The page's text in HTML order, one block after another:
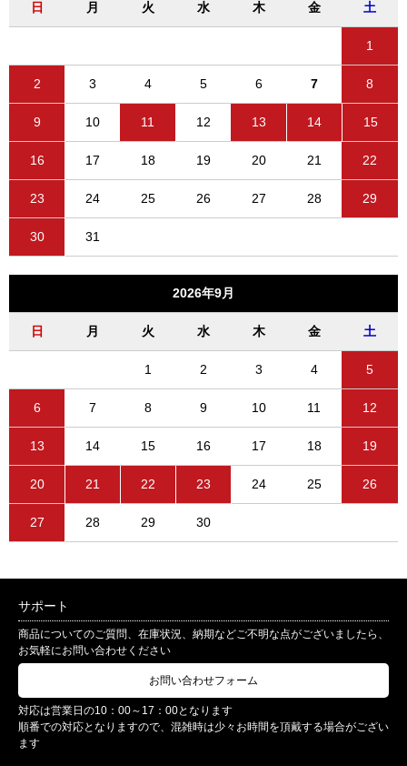
日 月 火 水 木 金 土
1
2 3 4 5 6 7 8
9 10 11 12 13 14 15
16 17 18 19 20 21 22
23 24 25 26 27 28 29
30 31
2026年9月
日 月 火 水 木 金 土
1 2 3 4 5
6 7 8 9 10 11 12
13 14 15 16 17 18 19
20 21 22 23 24 25 26
27 28 29 30
サポート
商品についてのご質問、在庫状況、納期などご不明な点がございましたら、
お気軽にお問い合わせください
お問い合わせフォーム
対応は営業日の10：00～17：00となります
順番での対応となりますので、混雑時は少々お時間を頂戴する場合がござい
ます